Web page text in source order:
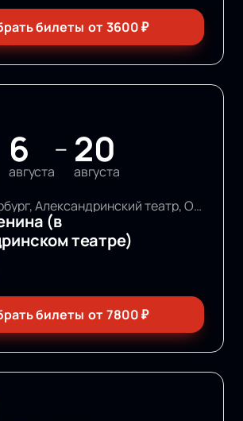
билеты от3600₽
6
августа
— 20
августа
Санкт-Петербург, Александринский театр, Основная сцена
(в
театре)
билеты от7800₽